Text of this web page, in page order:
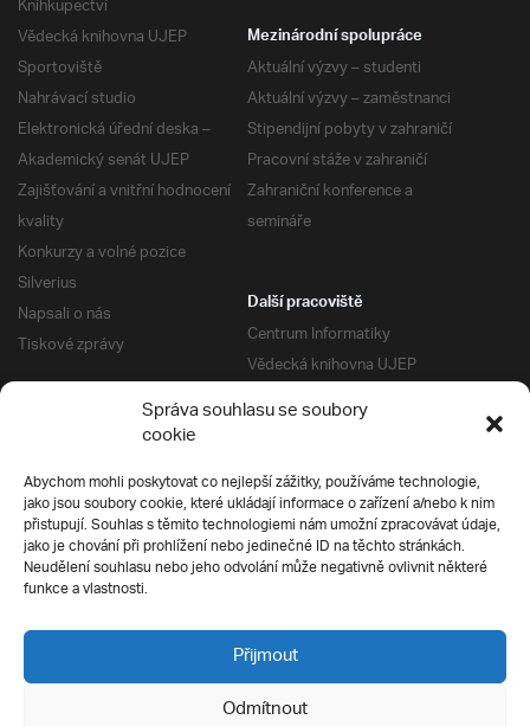
Správa souhlasu se soubory
cookie
Abychom mohli poskytovat co nejlepší zážitky, používáme technologie,
jako jsou soubory cookie, které ukládají informace o zařízení a/nebo k nim
přistupují. Souhlas s těmito technologiemi nám umožní zpracovávat údaje,
jako je chování při prohlížení nebo jedinečné ID na těchto stránkách.
Neudělení souhlasu nebo jeho odvolání může negativně ovlivnit některé
funkce a vlastnosti.
Přijmout
Odmítnout
Vědecká knihovna UJEP
Sportoviště
Nahrávací studio
Elektronická úřední deska –
Akademický senát UJEP
Zajišťování a vnitřní hodnocení
kvality
Konkurzy a volné pozice
Silverius
Napsali o nás
Tiskové zprávy
Mezinárodní spolupráce
Aktuální výzvy – studenti
Aktuální výzvy – zaměstnanci
Stipendijní pobyty v zahraničí
Pracovní stáže v zahraničí
Zahraniční konference a
semináře
Další pracoviště
Centrum Informatiky
Vědecká knihovna UJEP
Správa kolejí a menz
Univerzitní centrum podpory
Silverius
Pro uchazeče
Přijímací řízení
E-prihlaska
Přípravné kurzy
Ochrana soukromí